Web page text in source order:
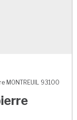
MONTREUIL 93100